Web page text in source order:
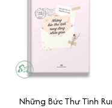
Những Bức Thư Tình